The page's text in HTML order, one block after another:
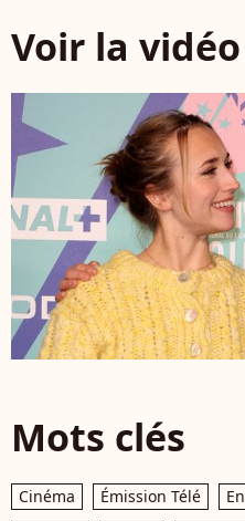
Voir la
Mots clés
Cinéma Émission Télé